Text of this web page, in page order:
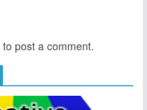
to post a comment.